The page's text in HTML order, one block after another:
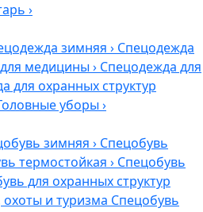
›
зимняя › Спецодежда
медицины › Спецодежда для
для охранных структур
уборы ›
зимняя › Спецобувь
термостойкая › Спецобувь
для охранных структур
и туризма Спецобувь